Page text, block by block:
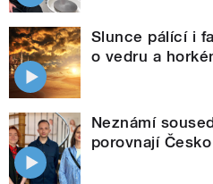
Slunce pálící i
o vedru a
Neznámí
porovnají